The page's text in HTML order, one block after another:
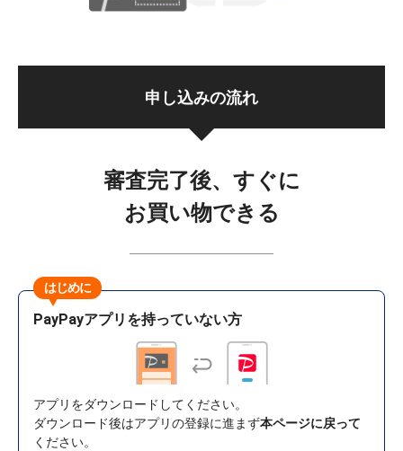
申し込みの流れ
審査完了後、すぐに
お買い物できる
はじめに
PayPayアプリを持っていない方
アプリをダウンロードしてください。
ダウンロード後はアプリの登録に進まず本ページに戻って
ください。